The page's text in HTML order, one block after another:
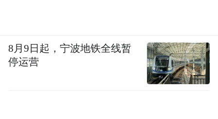
8月9日起，宁波地铁全线暂
停运营